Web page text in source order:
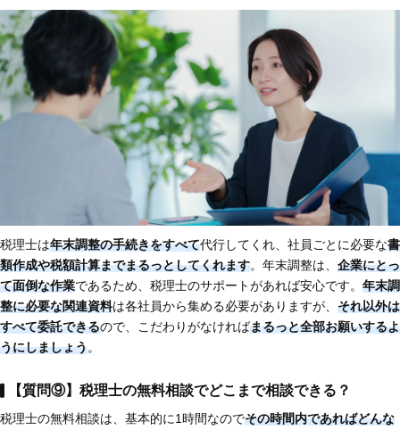
税理士は年末調整の手続きをすべて代行してくれ、社員ごとに必要な書
類作成や税額計算までまるっとしてくれます。年末調整は、 企業にとっ
て面倒な作業であるため、税理士のサポートがあれば安心です。 年末調
整に必要な関連資料は各社員から集める必要がありますが、 それ以外は
すべて委託できるので、こだわりがなければまるっと全部お願いするよ
うにしましょう。
【質問⑨】税理士の無料相談でどこまで相談できる？
税理士の無料相談は、基本的に1時間なのでその時間内であればどんな